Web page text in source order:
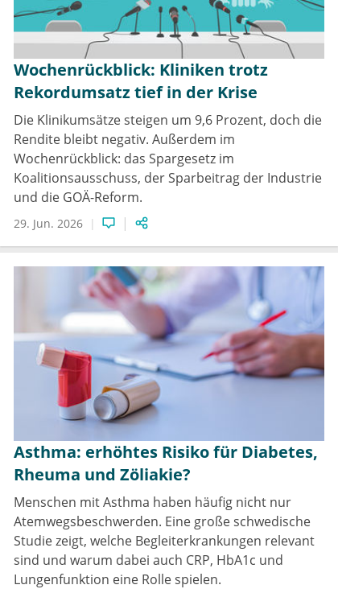
Wochenrückblick: Kliniken trotz
Rekordumsatz tief in der Krise
Die Klinikumsätze steigen um 9,6 Prozent, doch die
Rendite bleibt negativ. Außerdem im
Wochenrückblick: das Spargesetz im
Koalitionsausschuss, der Sparbeitrag der Industrie
und die GOÄ-Reform.
29. Jun. 2026
Asthma: erhöhtes Risiko für Diabetes,
Rheuma und Zöliakie?
Menschen mit Asthma haben häufig nicht nur
Atemwegsbeschwerden. Eine große schwedische
Studie zeigt, welche Begleiterkrankungen relevant
sind und warum dabei auch CRP, HbA1c und
Lungenfunktion eine Rolle spielen.